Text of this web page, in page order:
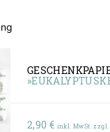
2,90 € inkl. MwSt.